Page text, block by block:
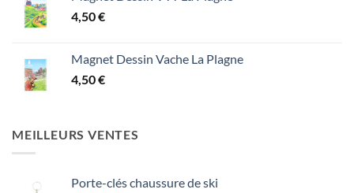
4,50€
Magnet Dessin Vache La Plagne
4,50€
MEILLEURS VENTES
Porte-clés chaussure de ski